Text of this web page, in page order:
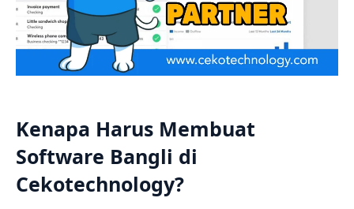
Kenapa Harus Membuat
Software Bangli di
Cekotechnology?